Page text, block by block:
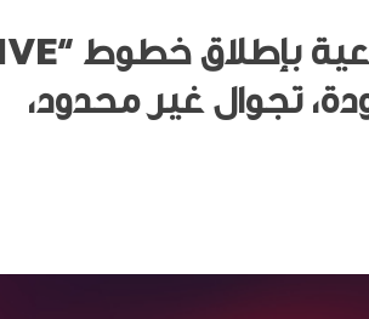
تجوال غير محدود،